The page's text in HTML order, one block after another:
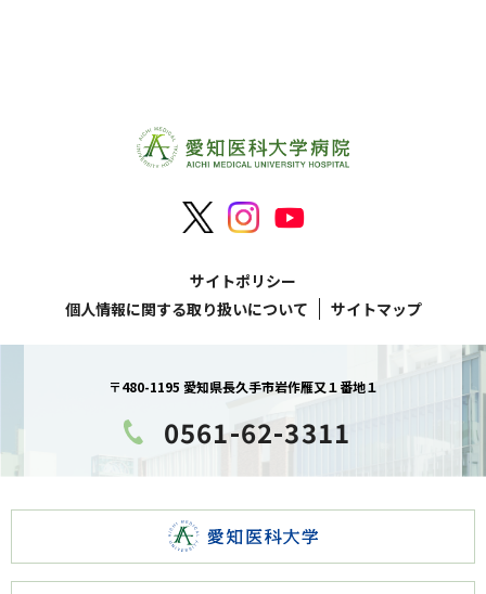
サイトポリシー
個人情報に関する取り扱いについて
サイトマップ
〒480-1195 愛知県長久手市岩作雁又１番地１
0561-62-3311